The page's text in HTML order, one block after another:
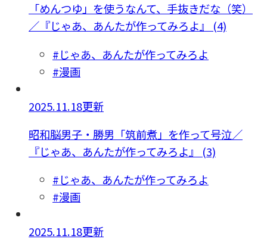
「めんつゆ」を使うなんて、手抜きだな（笑）
／『じゃあ、あんたが作ってみろよ』 (4)
#じゃあ、あんたが作ってみろよ
#漫画
2025.11.18更新
昭和脳男子・勝男「筑前煮」を作って号泣／
『じゃあ、あんたが作ってみろよ』 (3)
#じゃあ、あんたが作ってみろよ
#漫画
2025.11.18更新